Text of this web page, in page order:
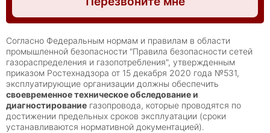
Согласно Федеральным нормам и правилам в области
промышленной безопасности "Правила безопасности сетей
газораспределения и газопотребления", утвержденным
приказом Ростехнадзора от 15 декабря 2020 года №531,
эксплуатирующие организации должны обеспечить
своевременное техническое обследование и
диагностирование газопровода, которые проводятся по
достижении предельных сроков эксплуатации (сроки
устанавливаются нормативной документацией).